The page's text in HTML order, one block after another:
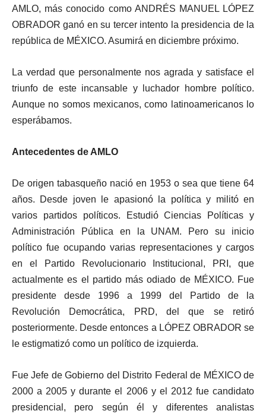
AMLO, más conocido como ANDRÉS MANUEL LÓPEZ
OBRADOR ganó en su tercer intento la presidencia de la
república de MÉXICO. Asumirá en diciembre próximo.
La verdad que personalmente nos agrada y satisface el
triunfo de este incansable y luchador hombre político.
Aunque no somos mexicanos, como latinoamericanos lo
esperábamos.
Antecedentes de AMLO
De origen tabasqueño nació en 1953 o sea que tiene 64
años. Desde joven le apasionó la política y militó en
varios partidos políticos. Estudió Ciencias Políticas y
Administración Pública en la UNAM. Pero su inicio
político fue ocupando varias representaciones y cargos
en el Partido Revolucionario Institucional, PRI, que
actualmente es el partido más odiado de MÉXICO. Fue
presidente desde 1996 a 1999 del Partido de la
Revolución Democrática, PRD, del que se retiró
posteriormente. Desde entonces a LÓPEZ OBRADOR se
le estigmatizó como un político de izquierda.
Fue Jefe de Gobierno del Distrito Federal de MÉXICO de
2000 a 2005 y durante el 2006 y el 2012 fue candidato
presidencial, pero según él y diferentes analistas